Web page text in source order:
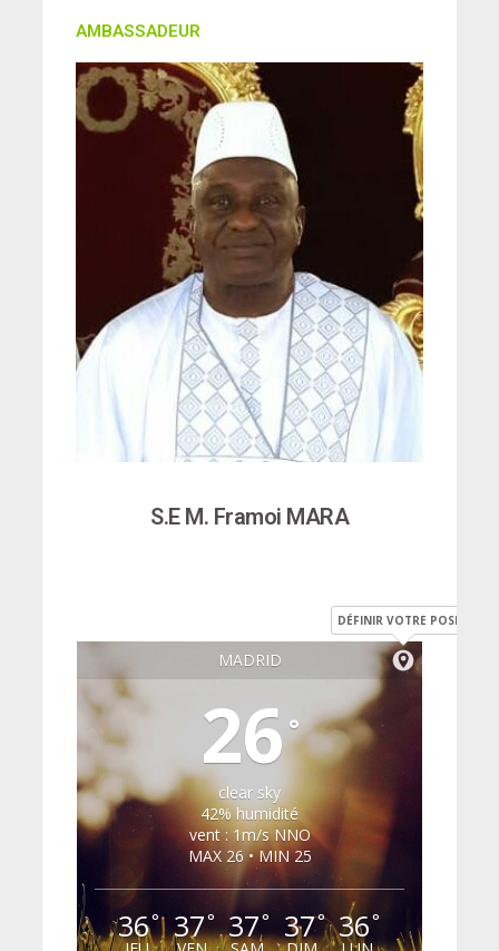
AMBASSADEUR
S.E M. Framoi MARA
MADRID
DÉFINIR VOTRE POSITION
26°
clear sky
42% humidité
vent : 1m/s NNO
MAX 26 • MIN 25
36° 37° 37° 37° 36°